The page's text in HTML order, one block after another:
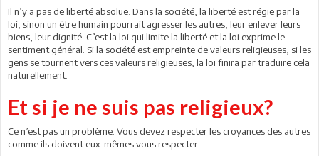
Il n’y a pas de liberté absolue. Dans la société, la liberté est régie par la
loi, sinon un être humain pourrait agresser les autres, leur enlever leurs
biens, leur dignité. C’est la loi qui limite la liberté et la loi exprime le
sentiment général. Si la société est empreinte de valeurs religieuses, si les
gens se tournent vers ces valeurs religieuses, la loi finira par traduire cela
naturellement.
Et si je ne suis pas religieux?
Ce n’est pas un problème. Vous devez respecter les croyances des autres
comme ils doivent eux-mêmes vous respecter.